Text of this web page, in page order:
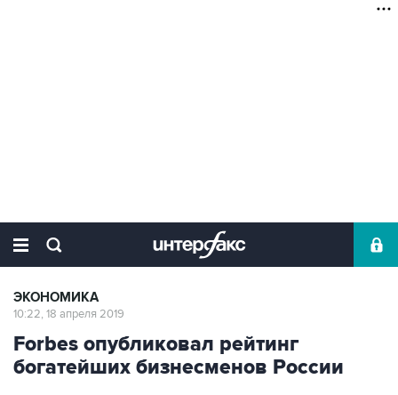
ЭКОНОМИКА
10:22, 18 апреля 2019
Forbes опубликовал рейтинг
богатейших бизнесменов России